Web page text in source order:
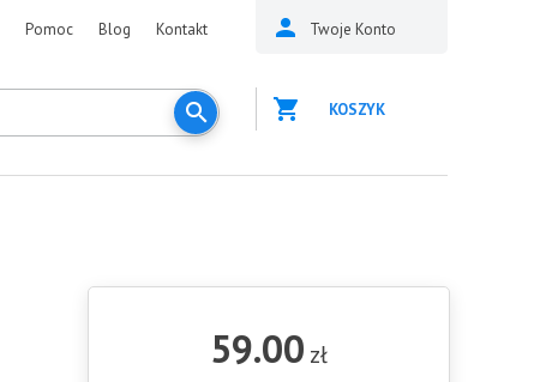
Pomoc Blog Kontakt Twoje Konto
KOSZYK
59.00 zł